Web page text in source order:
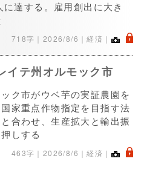
に達する。雇用創出に大き
718字｜ 2026/8/6 ｜経済｜ .
テ州オルモック市
ク市がウベ芋の実証農園を
家重点作物指定を目指す法
合わせ、生産拡大と輸出振
しする
463字｜ 2026/8/6 ｜経済｜ .